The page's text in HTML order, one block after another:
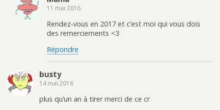
11 mai 2016
Rendez-vous en 2017 et c’est moi qui vous dois
des remerciements <3
Répondre
busty
14 mai 2016
plus qu’un an à tirer merci de ce cr